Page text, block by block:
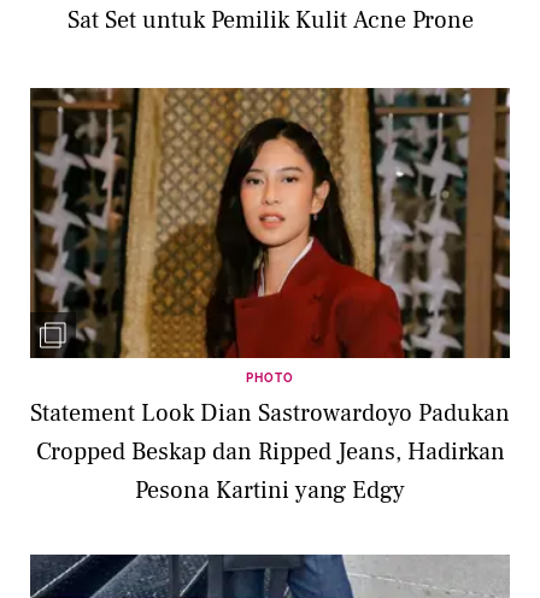
Sat Set untuk Pemilik Kulit Acne Prone
PHOTO
Statement Look Dian Sastrowardoyo Padukan
Cropped Beskap dan Ripped Jeans, Hadirkan
Pesona Kartini yang Edgy